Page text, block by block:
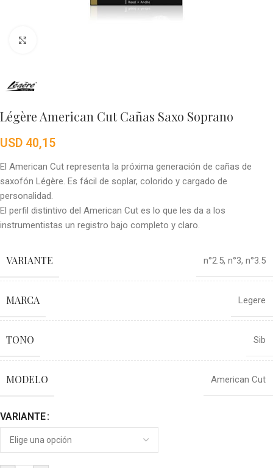
Légère American Cut Cañas Saxo Soprano
USD 40,15
El American Cut representa la próxima generación de cañas de
saxofón Légère. Es fácil de soplar, colorido y cargado de
personalidad.
El perfil distintivo del American Cut es lo que les da a los
instrumentistas un registro bajo completo y claro.
VARIANTE n°2.5, n°3, n°3.5
MARCA Legere
TONO Sib
MODELO American Cut
VARIANTE